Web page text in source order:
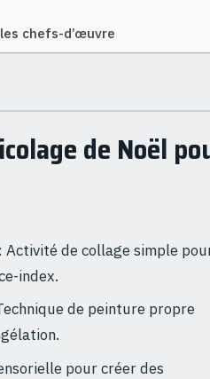
chefs-d’œuvre
de Noël
: Activité de collage simple
index.
de peinture propre
pour créer des